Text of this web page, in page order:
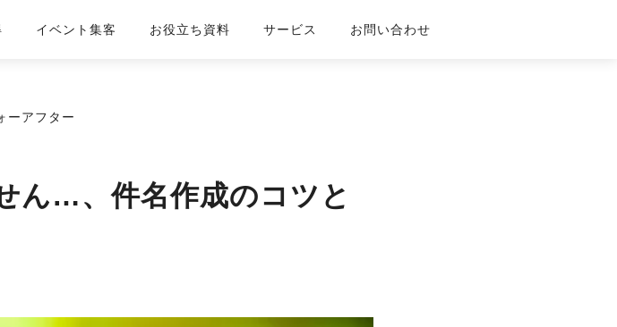
イベント集客 お役立ち資料 サービス お問い合わせ
ーアフター
ん…、件名作成のコツと